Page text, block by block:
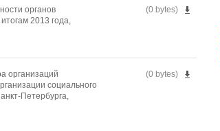
(0 bytes)
органов
2013 года,
(0 bytes)
организаций
социального
Петербурга,